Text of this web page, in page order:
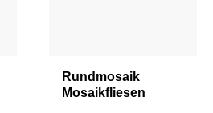
Rundmosaik
Mosaikfliesen